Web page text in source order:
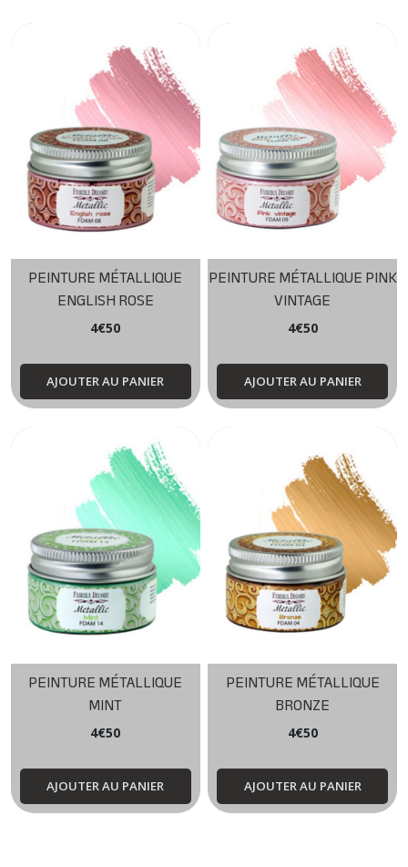
PEINTURE MÉTALLIQUE
ENGLISH ROSE
4€50
AJOUTER AU PANIER
PEINTURE MÉTALLIQUE PINK
VINTAGE
4€50
AJOUTER AU PANIER
PEINTURE MÉTALLIQUE
MINT
4€50
AJOUTER AU PANIER
PEINTURE MÉTALLIQUE
BRONZE
4€50
AJOUTER AU PANIER